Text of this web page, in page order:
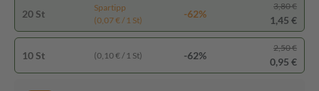
20 St
Spartipp
(0,07 € / 1 St)
-62%
3,80 €
1,45 €
10 St (0,10 € / 1 St) -62%
2,50 €
0,95 €